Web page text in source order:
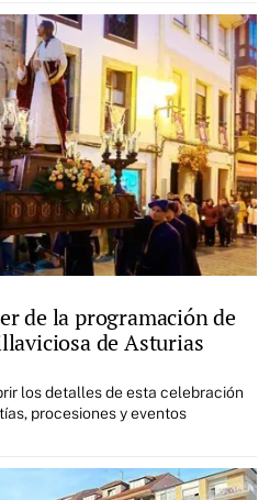
de la programación de
de Asturias
los detalles de esta celebración
procesiones y eventos